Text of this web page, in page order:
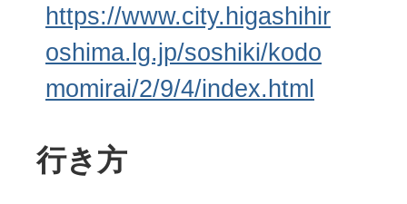
https://www.city.higashihir
oshima.lg.jp/soshiki/kodo
momirai/2/9/4/index.html
行き方